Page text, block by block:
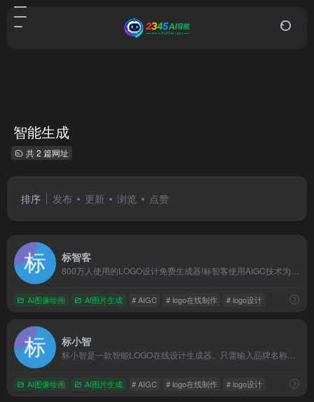
智能生成
共 2 篇网址
排序 发布 更新 浏览 点赞
标智客
AI图像绘画 AI图片生成 # AIGC # logo在线制作 # logo设计
标小智
AI图像绘画 AI图片生成 # AIGC # logo在线制作 # logo设计